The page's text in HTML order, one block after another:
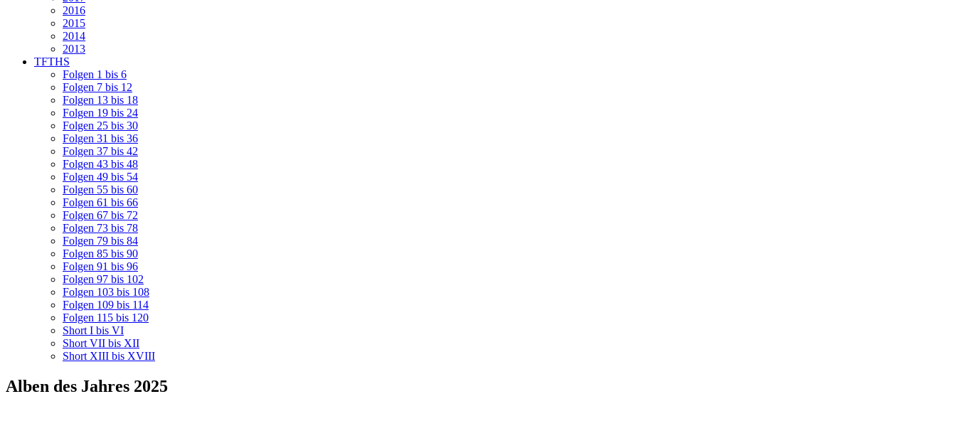
2016
2015
2014
2013
TFTHS
Folgen 1 bis 6
Folgen 7 bis 12
Folgen 13 bis 18
Folgen 19 bis 24
Folgen 25 bis 30
Folgen 31 bis 36
Folgen 37 bis 42
Folgen 43 bis 48
Folgen 49 bis 54
Folgen 55 bis 60
Folgen 61 bis 66
Folgen 67 bis 72
Folgen 73 bis 78
Folgen 79 bis 84
Folgen 85 bis 90
Folgen 91 bis 96
Folgen 97 bis 102
Folgen 103 bis 108
Folgen 109 bis 114
Folgen 115 bis 120
Short I bis VI
Short VII bis XII
Short XIII bis XVIII
Alben des Jahres 2025